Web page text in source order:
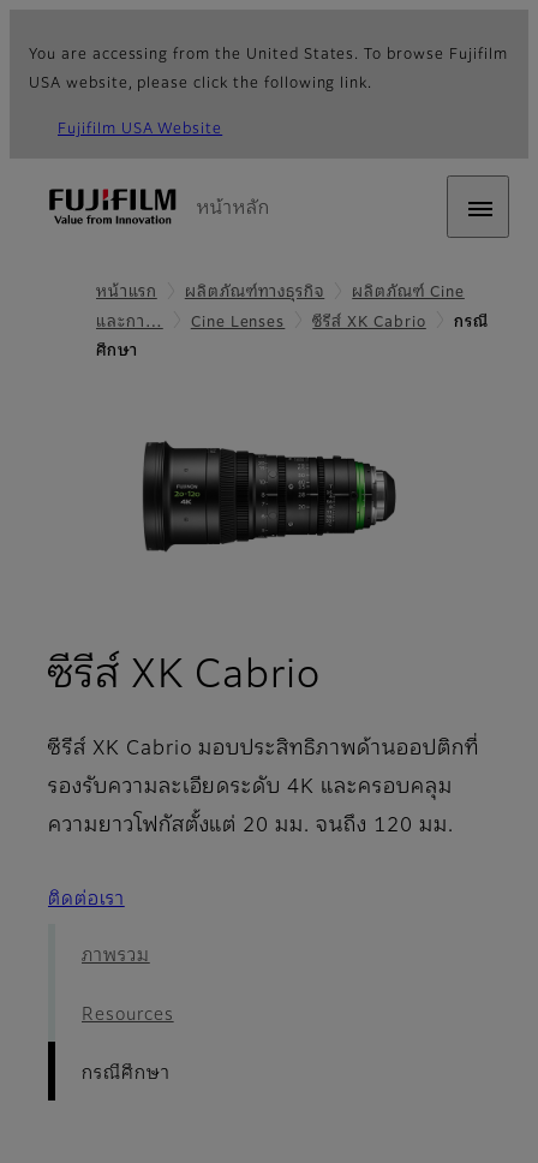
You are accessing from the United States. To browse Fujifilm
USA website, please click the following link.
Fujifilm USA Website
หน้าหลัก
หน้าแรก ผลิตภัณฑ์ทางธุรกิจ
ผลิตภัณฑ์ Cine
และกา…
Cine Lenses ซีรีส์ XK Cabrio
กรณี
ศึกษา
ซีรีส์ XK Cabrio
ซีรีส์ XK Cabrio มอบประสิทธิภาพด้านออปติกที่
รองรับความละเอียดระดับ 4K และครอบคลุม
ความยาวโฟกัสตั้งแต่ 20 มม. จนถึง 120 มม.
ติดต่อเรา
ภาพรวม
Resources
กรณีศึกษา